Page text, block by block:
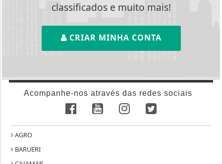
classificados e muito mais!
CRIAR MINHA CONTA
Acompanhe-nos através das redes sociais
AGRO
BARUERI